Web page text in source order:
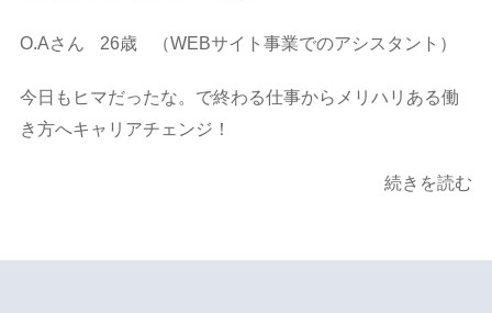
O.Aさん 26歳 （WEBサイト事業でのアシスタント）
今日もヒマだったな。で終わる仕事からメリハリある働
き方へキャリアチェンジ！
続きを読む